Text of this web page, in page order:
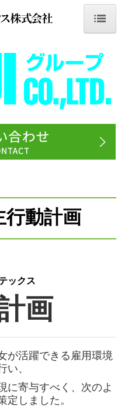
行動計画
ックス
画
が活躍できる雇用環境
い、
に寄与すべく、次のよ
定しました。